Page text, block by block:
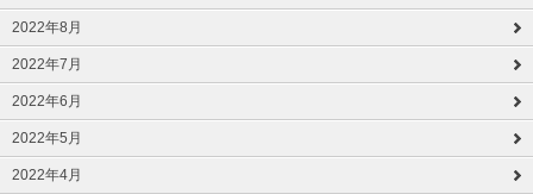
2022年8月
2022年7月
2022年6月
2022年5月
2022年4月